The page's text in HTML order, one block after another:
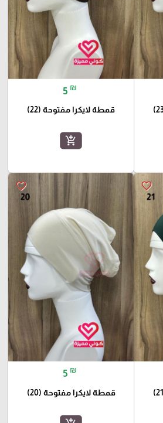
5 ₪
قمطة لايكرا مفتوحة (22)
add_shopping_cart
favorite_border
favorite_border
5 ₪
قمطة لايكرا مفتوحة (20)